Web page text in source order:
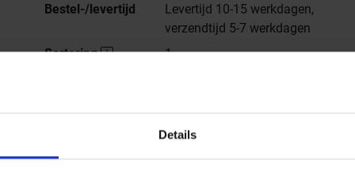
Details
Bestel-/levertijd
Levertijd 10-15 werkdagen,
verzendtijd 5-7 werkdagen
Sortering
1
Alle series vanAlcoceram